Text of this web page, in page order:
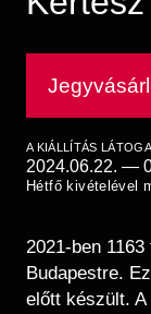
Régészet
Közérdekű adatok
Történeti
Éremtár
Adattár
Központi
A KIÁLLÍTÁS
2024.06.22. —
Hétfő kivételével
2021-ben
Budapestre.
előtt készült.